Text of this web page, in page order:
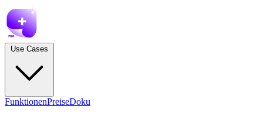
FunktionenPreiseDoku